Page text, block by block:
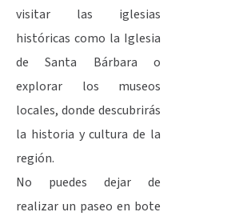
visitar las iglesias
históricas como la Iglesia
de Santa Bárbara o
explorar los museos
locales, donde descubrirás
la historia y cultura de la
región.
No puedes dejar de
realizar un paseo en bote